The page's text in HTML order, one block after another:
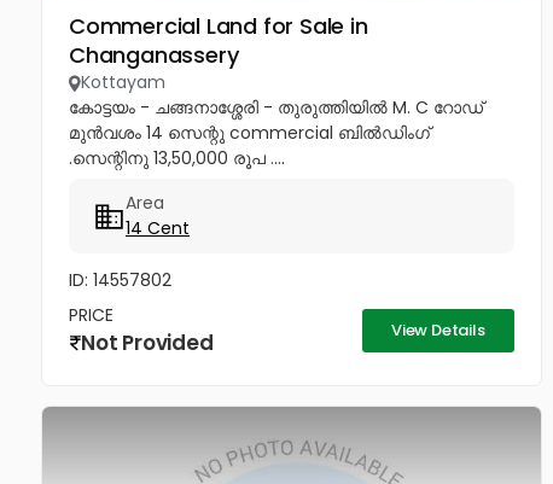
Commercial Land for Sale in
Changanassery
Kottayam
കോട്ടയം - ചങ്ങനാശ്ശേരി - തുരുത്തിയിൽ M. C റോഡ്
മുൻവശം 14 സെന്റു commercial ബിൽഡിംഗ്
.സെന്റിനു 13,50,000 രൂപ ....
Area
14 Cent
ID: 14557802
PRICE
Not Provided View Details